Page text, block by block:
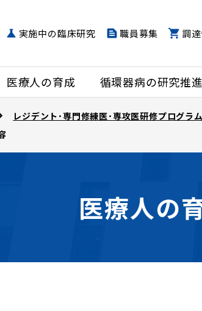
医療人の育成 循環器病の研究推進
実施中の臨床研究 職員募集 調
レジデント･専門修練医･専攻医研修プログラム
医療人の